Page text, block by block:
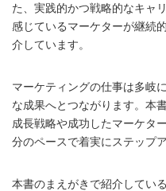
た、実践的かつ戦略的なキャ
感じているマーケターが継続
介しています。
マーケティングの仕事は多岐
な成果へとつながります。本
成長戦略や成功したマーケタ
分のペースで着実にステップ
本書のまえがきで紹介してい